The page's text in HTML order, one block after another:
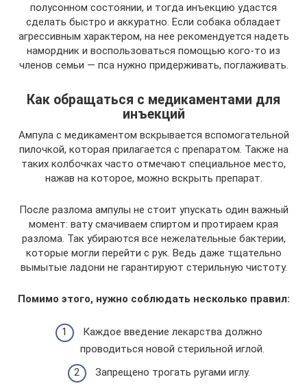
полусонном состоянии, и тогда инъекцию удастся
сделать быстро и аккуратно. Если собака обладает
агрессивным характером, на нее рекомендуется надеть
намордник и воспользоваться помощью кого-то из
членов семьи ― пса нужно придерживать, поглаживать.
Как обращаться с медикаментами для
инъекций
Ампула с медикаментом вскрывается вспомогательной
пилочкой, которая прилагается с препаратом. Также на
таких колбочках часто отмечают специальное место,
нажав на которое, можно вскрыть препарат.
После разлома ампулы не стоит упускать один важный
момент: вату смачиваем спиртом и протираем края
разлома. Так убираются все нежелательные бактерии,
которые могли перейти с рук. Ведь даже тщательно
вымытые ладони не гарантируют стерильную чистоту.
Помимо этого, нужно соблюдать несколько правил:
Каждое введение лекарства должно
проводиться новой стерильной иглой.
Запрещено трогать ругами иглу.